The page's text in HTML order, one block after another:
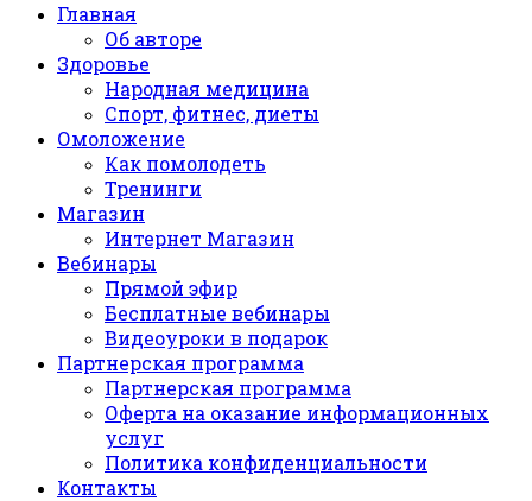
Главная
Об авторе
Здоровье
Народная медицина
Спорт, фитнес, диеты
Омоложение
Как помолодеть
Тренинги
Магазин
Интернет Магазин
Вебинары
Прямой эфир
Бесплатные вебинары
Видеоуроки в подарок
Партнерская программа
Партнерская программа
Оферта на оказание информационных
услуг
Политика конфиденциальности
Контакты